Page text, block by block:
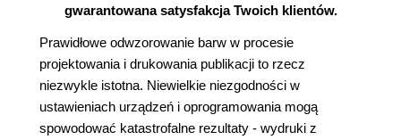
gwarantowana satysfakcja Twoich klientów.
Prawidłowe odwzorowanie barw w procesie
projektowania i drukowania publikacji to rzecz
niezwykle istotna. Niewielkie niezgodności w
ustawieniach urządzeń i oprogramowania mogą
spowodować katastrofalne rezultaty - wydruki z